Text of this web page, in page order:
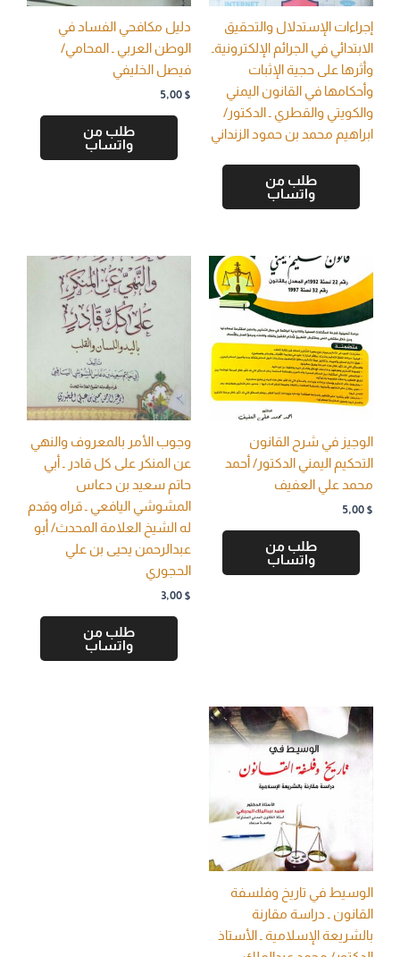
إجراءات الإستدلال والتحقيق
الابتدائي في الجرائم الإلكترونيةـ
وأثرها على حجية الإثبات
وأحكامها في القانون اليمني
والكويتي والقطري ـ الدكتور/
ابراهيم محمد بن حمود الزنداني
طلب من
واتساب
دليل مكافحي الفساد في
الوطن العربي ـ المحامي/
فيصل الخليفي
5,00 $
طلب من
واتساب
الوجيز في شرح القانون
التحكيم اليمني الدكتور/ أحمد
محمد علي العفيف
5,00 $
طلب من
واتساب
وجوب الأمر بالمعروف والنهي
عن المنكر على كل قادر ـ أبي
حاتم سعيد بن دعاس
المشوشي اليافعي ـ قراه وقدم
له الشيخ العلامة المحدث/ أبو
عبدالرحمن يحيى بن علي
الحجوري
3,00 $
طلب من
واتساب
الوسيط في تاريخ وفلسفة
القانون ـ دراسة مقارنة
بالشريعة الإسلامية ـ الأستاذ